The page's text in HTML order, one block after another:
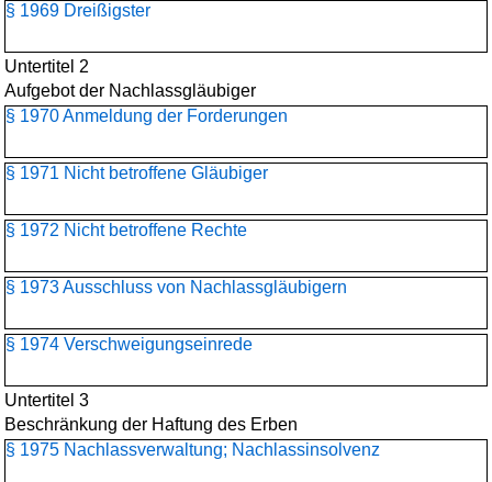
§ 1969 Dreißigster
Untertitel 2
Aufgebot der Nachlassgläubiger
§ 1970 Anmeldung der Forderungen
§ 1971 Nicht betroffene Gläubiger
§ 1972 Nicht betroffene Rechte
§ 1973 Ausschluss von Nachlassgläubigern
§ 1974 Verschweigungseinrede
Untertitel 3
Beschränkung der Haftung des Erben
§ 1975 Nachlassverwaltung; Nachlassinsolvenz